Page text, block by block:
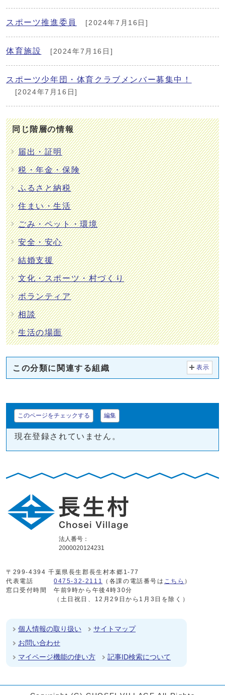
スポーツ推進委員 [2024年7月16日]
体育施設 [2024年7月16日]
スポーツ少年団・体育クラブメンバー募集中！
[2024年7月16日]
同じ階層の情報
届出・証明
税・年金・保険
ふるさと納税
住まい・生活
ごみ・ペット・環境
安全・安心
結婚支援
文化・スポーツ・村づくり
ボランティア
相談
生活の場面
この分類に関連する組織 表示
このページをチェックする 編集
現在登録されていません。
法人番号：
2000020124231
〒299-4394 千葉県長生郡長生村本郷1-77
代表電話
0475-32-2111 （各課の電話番号は こちら ）
窓口受付時間
午前9時から午後4時30分
（土日祝日、12月29日から1月3日を除く）
個人情報の取り扱い
サイトマップ
お問い合わせ
マイページ機能の使い方
記事ID検索について